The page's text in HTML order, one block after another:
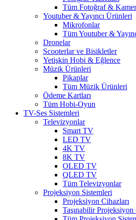
Tüm Fotoğraf &
Youtuber & Yayıncı Ürünleri
Mikrofonlar
Tüm Youtuber &
Dronelar
Scooterlar ve Bisikletler
Yetişkin Hobi & Eğlence
Müzik Ürünleri
Pikaplar
Tüm Müzik Ürünleri
Ödeme Kartları
Tüm Hobi-Oyun
TV-Ses Sistemleri
Televizyonlar
Smart TV
LED TV
4K TV
8K TV
OLED TV
QLED TV
Tüm Televizyonlar
Projeksiyon Sistemleri
Projeksiyon Cihazları
Taşınabilir Projeksiyon